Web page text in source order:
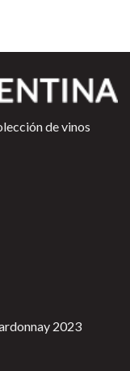
de vinos
2023